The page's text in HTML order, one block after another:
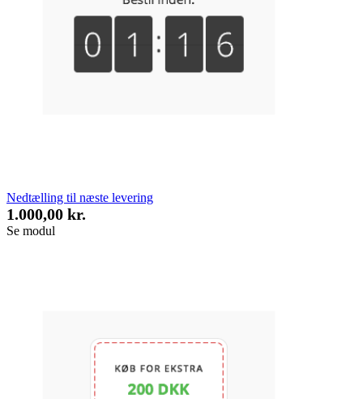
Nedtælling til næste levering
1.000,00 kr.
Se modul